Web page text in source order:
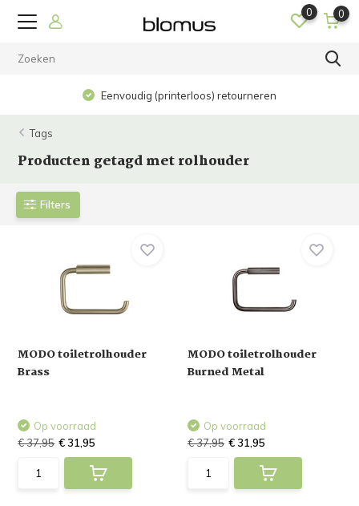
0 0
Eenvoudig (printerloos) retourneren
Tags
Producten getagd met rolhouder
Filters
MODO toiletrolhouder
Brass
Op voorraad
€ 37,95 € 31,95
MODO toiletrolhouder
Burned Metal
Op voorraad
€ 37,95 € 31,95